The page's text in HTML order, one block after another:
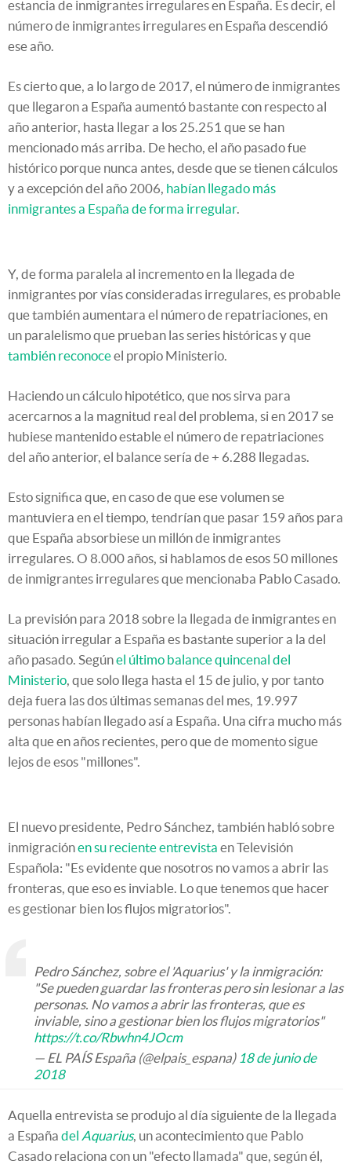
estancia de inmigrantes irregulares en España. Es decir, el
número de inmigrantes irregulares en España descendió
ese año.
Es cierto que, a lo largo de 2017, el número de inmigrantes
que llegaron a España aumentó bastante con respecto al
año anterior, hasta llegar a los 25.251 que se han
mencionado más arriba. De hecho, el año pasado fue
histórico porque nunca antes, desde que se tienen cálculos
y a excepción del año 2006, habían llegado más
inmigrantes a España de forma irregular.
Y, de forma paralela al incremento en la llegada de
inmigrantes por vías consideradas irregulares, es probable
que también aumentara el número de repatriaciones, en
un paralelismo que prueban las series históricas y que
también reconoceel propio Ministerio.
Haciendo un cálculo hipotético, que nos sirva para
acercarnos a la magnitud real del problema, si en 2017 se
hubiese mantenido estable el número de repatriaciones
del año anterior, el balance sería de + 6.288 llegadas.
Esto significa que, en caso de que ese volumen se
mantuviera en el tiempo, tendrían que pasar 159 años para
que España absorbiese un millón de inmigrantes
irregulares. O 8.000 años, si hablamos de esos 50 millones
de inmigrantes irregulares que mencionaba Pablo Casado.
La previsión para 2018 sobre la llegada de inmigrantes en
situación irregular a España es bastante superior a la del
año pasado. Segúnel último balance quincenal del
Ministerio, que solo llega hasta el 15 de julio, y por tanto
deja fuera las dos últimas semanas del mes, 19.997
personas habían llegado así a España. Una cifra mucho más
alta que en años recientes, pero que de momento sigue
lejos de esos "millones".
El nuevo presidente, Pedro Sánchez, también habló sobre
inmigraciónen su reciente entrevista en Televisión
Española: "Es evidente que nosotros no vamos a abrir las
fronteras, que eso es inviable. Lo que tenemos que hacer
es gestionar bien los flujos migratorios".
Pedro Sánchez, sobre el 'Aquarius' y la inmigración:
"Se pueden guardar las fronteras pero sin lesionar a las
personas. No vamos a abrir las fronteras, que es
inviable, sino a gestionar bien los flujos migratorios"
https://t.co/Rbwhn4JOcm
— EL PAÍS España (@elpais_espana) 18 de junio de
2018
Aquella entrevista se produjo al día siguiente de la llegada
a España del Aquarius, un acontecimiento que Pablo
Casado relaciona con un "efecto llamada" que, según él,